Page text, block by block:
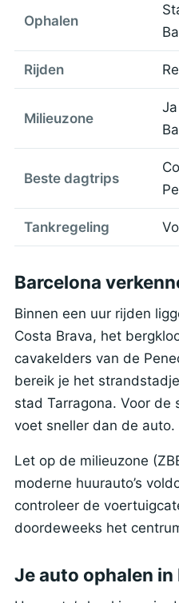
Ophalen
Rijden
Milieuzone
Beste dagtrips
Tankregeling
Barcelona
Binnen een uur rijden
Costa Brava, het
cavakelders van de
bereik je het
stad Tarragona. Voor de
voet sneller dan de auto.
Let op de milieuzone
moderne huurauto’s
controleer de
doordeweeks het
Je auto ophalen in